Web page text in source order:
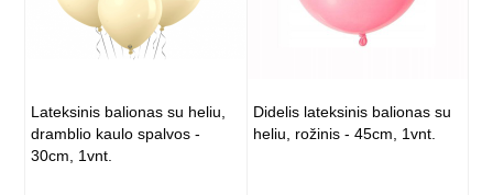
Lateksinis balionas su heliu,
dramblio kaulo spalvos -
30cm, 1vnt.
Didelis lateksinis balionas su
heliu, rožinis - 45cm, 1vnt.